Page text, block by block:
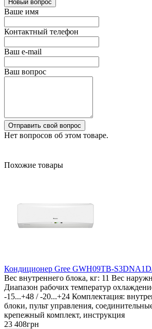
Новый вопрос
Ваше имя
Контактный телефон
Ваш e-mail
Ваш вопрос
Отправить свой вопрос
Нет вопросов об этом товаре.
Похожие товары
Кондиционер Gree GWH09TB-
Вес внутреннего блока, кг: 11 Вес
Диапазон рабочих температур
-15...+48 / -20...+24 Комплектация:
блоки, пульт управления,
крепежный комплект, инструкция
23 408грн